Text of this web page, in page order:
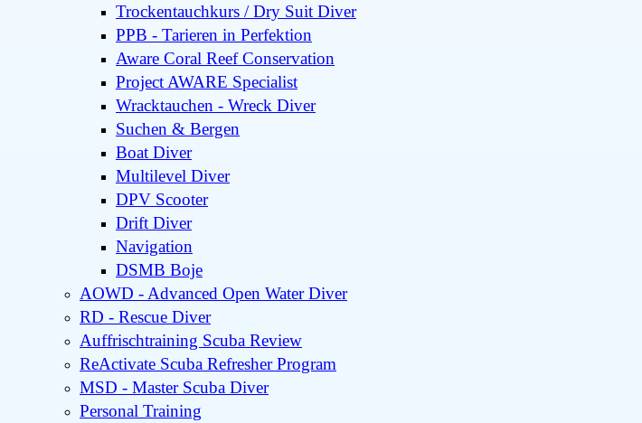
Trockentauchkurs / Dry Suit Diver
PPB - Tarieren in Perfektion
Aware Coral Reef Conservation
Project AWARE Specialist
Wracktauchen - Wreck Diver
Suchen & Bergen
Boat Diver
Multilevel Diver
DPV Scooter
Drift Diver
Navigation
DSMB Boje
AOWD - Advanced Open Water Diver
RD - Rescue Diver
Auffrischtraining Scuba Review
ReActivate Scuba Refresher Program
MSD - Master Scuba Diver
Personal Training